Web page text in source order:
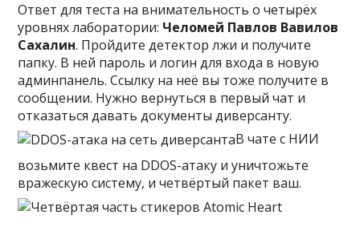
Ответ для теста на внимательность о четырёх
уровнях лаборатории: Челомей Павлов Вавилов
Сахалин. Пройдите детектор лжи и получите
папку. В ней пароль и логин для входа в новую
админпанель. Ссылку на неё вы тоже получите в
сообщении. Нужно вернуться в первый чат и
отказаться давать документы диверсанту.
В чате с НИИ
возьмите квест на DDOS-атаку и уничтожьте
вражескую систему, и четвёртый пакет ваш.